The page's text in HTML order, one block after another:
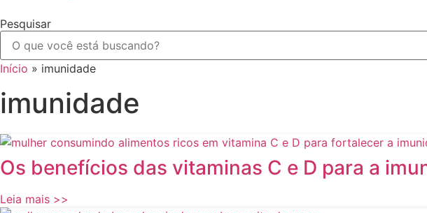
Pesquisar
Início » imunidade
imunidade
Os benefícios das vitaminas C e D para a
Leia mais >>